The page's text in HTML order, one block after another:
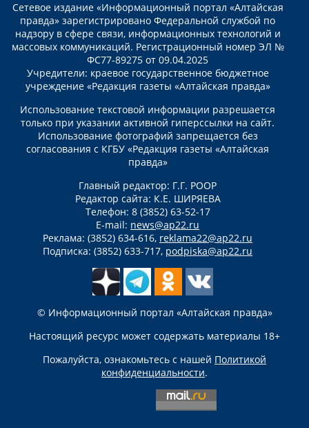
Сетевое издание «Информационный портал «Алтайская
правда» зарегистрировано Федеральной службой по
надзору в сфере связи, информационных технологий и
массовых коммуникаций. Регистрационный номер ЭЛ №
ФС77-89275 от 09.04.2025
Учредители: краевое государственное бюджетное
учреждение «Редакция газеты «Алтайская правда»
Использование текстовой информации разрешается
только при указании активной гиперссылки на сайт.
Использование фотографий запрещается без
согласования с КГБУ «Редакция газеты «Алтайская
правда»
Главный редактор: Г.Г. РООР
Редактор сайта: К.Е. ШИРЯЕВА
Телефон: 8 (3852) 63-52-17
E-mail: news@ap22.ru
Реклама: (3852) 634-616, reklama22@ap22.ru
Подписка: (3852) 633-717, podpiska@ap22.ru
© Информационный портал «Алтайская правда»
Настоящий ресурс может содержать материалы 18+
Пожалуйста, ознакомьтесь с нашей Политикой
конфиденциальности.